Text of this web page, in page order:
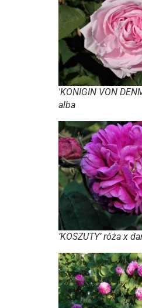
'KONIGIN VON
alba
’KOSZUTY’ róża x